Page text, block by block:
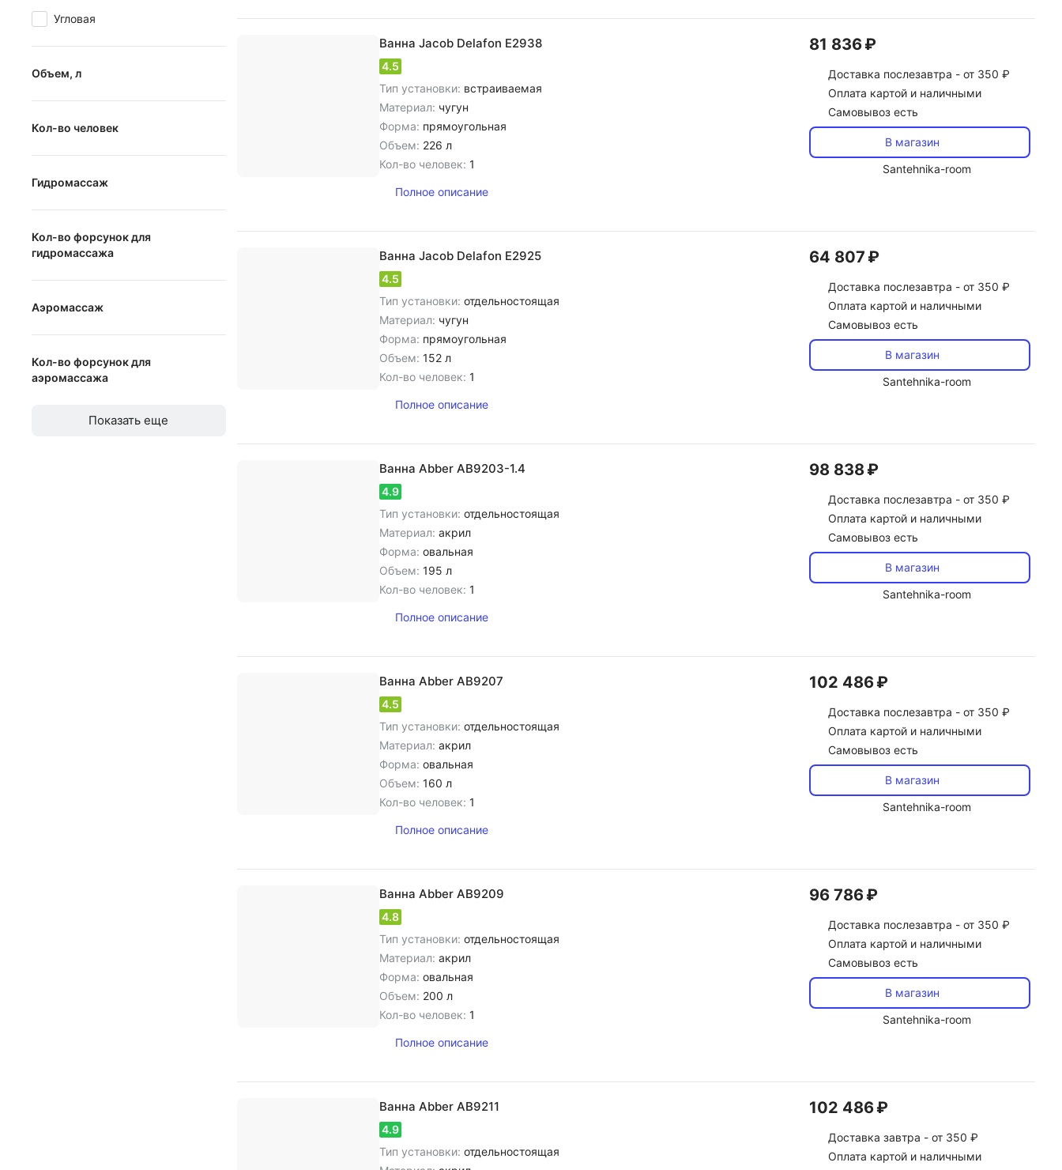
Угловая
Объем, л
Кол-во человек
Гидромассаж
Гидромассаж
Кол-во форсунок для
гидромассажа
Аэромассаж
Аэромассаж
Кол-во форсунок для
аэромассажа
до
Показать еще
Ванна Jacob Delafon E2938
4.5
Тип установки: встраиваемая
Материал: чугун
Форма: прямоугольная
Объем: 226 л
Кол-во человек: 1
Полное описание
81 836 ₽
Доставка послезавтра - от 350 ₽
Оплата картой и наличными
Самовывоз есть
В магазин
Santehnika-room
Ванна Jacob Delafon E2925
4.5
Тип установки: отдельностоящая
Материал: чугун
Форма: прямоугольная
Объем: 152 л
Кол-во человек: 1
Полное описание
64 807 ₽
Доставка послезавтра - от 350 ₽
Оплата картой и наличными
Самовывоз есть
В магазин
Santehnika-room
Ванна Abber AB9203-1.4
4.9
Тип установки: отдельностоящая
Материал: акрил
Форма: овальная
Объем: 195 л
Кол-во человек: 1
Полное описание
98 838 ₽
Доставка послезавтра - от 350 ₽
Оплата картой и наличными
Самовывоз есть
В магазин
Santehnika-room
Ванна Abber AB9207
4.5
Тип установки: отдельностоящая
Материал: акрил
Форма: овальная
Объем: 160 л
Кол-во человек: 1
Полное описание
102 486 ₽
Доставка послезавтра - от 350 ₽
Оплата картой и наличными
Самовывоз есть
В магазин
Santehnika-room
Ванна Abber AB9209
4.8
Тип установки: отдельностоящая
Материал: акрил
Форма: овальная
Объем: 200 л
Кол-во человек: 1
Полное описание
96 786 ₽
Доставка послезавтра - от 350 ₽
Оплата картой и наличными
Самовывоз есть
В магазин
Santehnika-room
Ванна Abber AB9211
4.9
Тип установки: отдельностоящая
102 486 ₽
Доставка завтра - от 350 ₽
Оплата картой и наличными